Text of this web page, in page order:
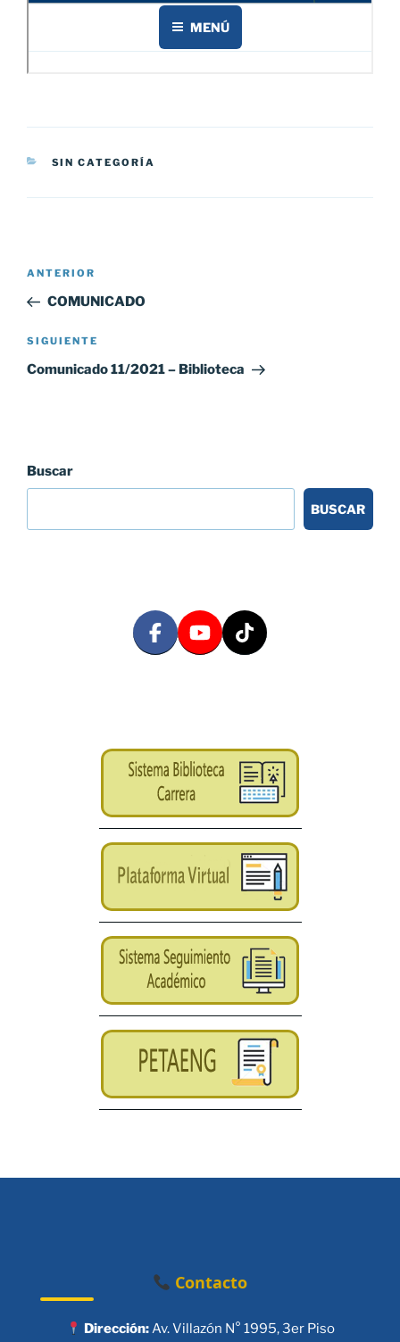
CATEGORÍAS
SIN CATEGORÍA
Navegación
entradas
Entrada
anterior:
ANTERIOR
COMUNICADO
Siguiente
entrada
SIGUIENTE
Comunicado 11/2021 – Biblioteca
Buscar
BUSCAR
Contacto
Dirección:Av. Villazón N° 1995, 3er Piso